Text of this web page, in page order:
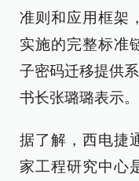
准则和应用框架
实施的完整标准
子密码迁移提供
书长张璐璐表示。
据了解，西电捷
家工程研究中心